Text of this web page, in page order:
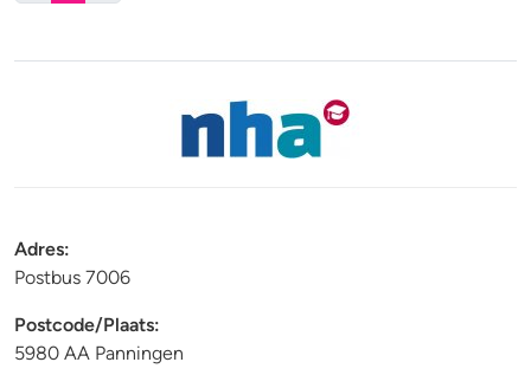
Adres:
Postbus 7006
Postcode/Plaats:
5980 AA Panningen